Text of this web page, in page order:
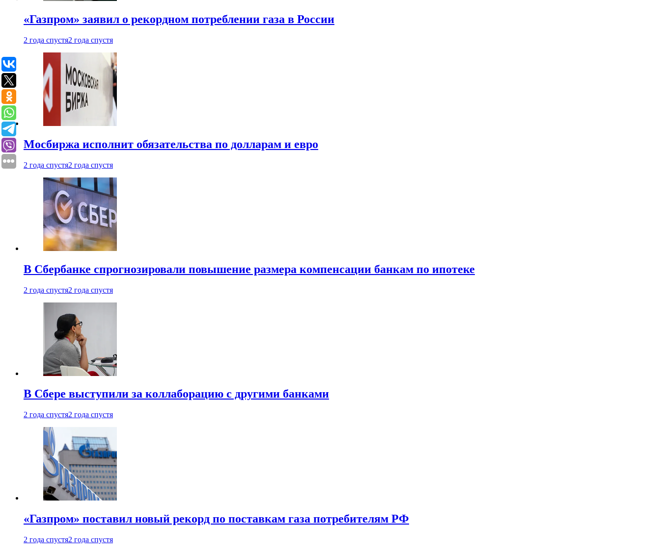
«Газпром» заявил о рекордном потреблении газа в России
2 года спустя2 года спустя
Мосбиржа исполнит обязательства по долларам и евро
2 года спустя2 года спустя
В Сбербанке спрогнозировали повышение размера компенсации банкам по ипотеке
2 года спустя2 года спустя
В Сбере выступили за коллаборацию с другими банками
2 года спустя2 года спустя
«Газпром» поставил новый рекорд по поставкам газа потребителям РФ
2 года спустя2 года спустя